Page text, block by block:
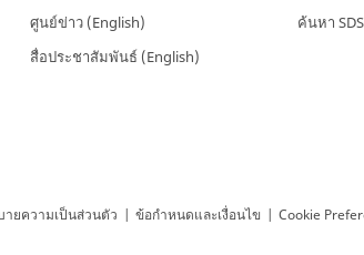
ศูนย์ข่าว (English)
สื่อประชาสัมพันธ์ (English)
ค้นหา SDS
ายความเป็นส่วนตัว | ข้อกำหนดและเงื่อนไข | Cookie